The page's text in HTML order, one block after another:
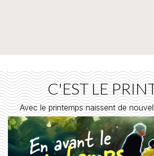
C'EST LE
Avec le printemps naissent de